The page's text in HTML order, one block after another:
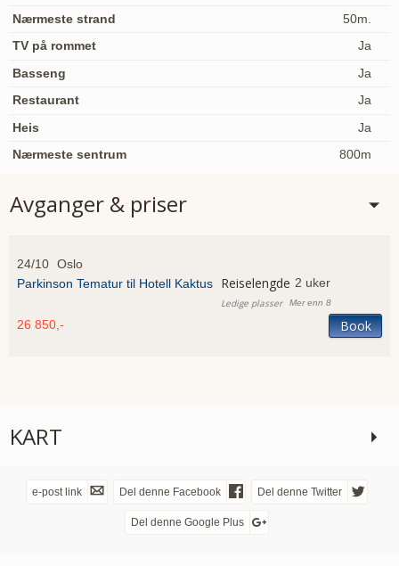
Nærmeste strand
50m.
TV på rommet
Ja
Basseng
Ja
Restaurant
Ja
Heis
Ja
Nærmeste sentrum
800m
Avganger & priser
24/10 Oslo
Parkinson Tematur til Hotell Kaktus
2 uker
Mer enn 8
26 850,- Book
KART
e-post link Del denne Facebook Del denne Twitter
Del denne Google Plus